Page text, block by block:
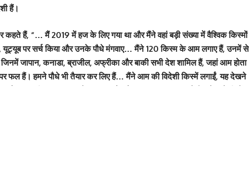
हैं।
हैं, “… मैं 2019 में हज के लिए गया था और मैंने वहां बड़ी संख्या में वैश्विक किस्मों
पर सर्च किया और उनके पौधे मंगवाए… मैंने 120 किस्म के आम लगाए हैं, उनमें से
जापान, कनाडा, ब्राजील, अफ्रीका और बाकी सभी देश शामिल हैं, जहां आम होता
फल हैं। हमने पौधे भी तैयार कर लिए हैं… मैंने आम की विदेशी किस्में लगाईं, यह देखने